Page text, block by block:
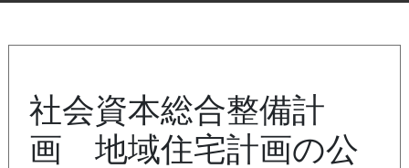
社会資本総合整備計
画 地域住宅計画の公